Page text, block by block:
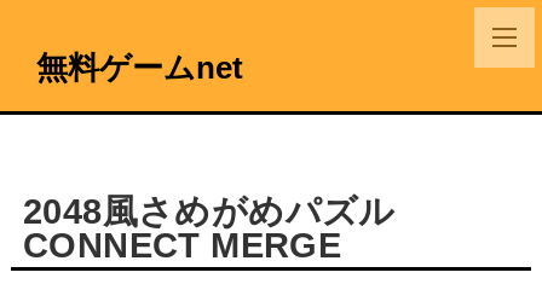
無料ゲームnet
2048風さめがめパズル
CONNECT MERGE